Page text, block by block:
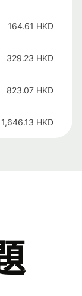
164.61 HKD
329.23 HKD
823.07 HKD
1,646.13 HKD